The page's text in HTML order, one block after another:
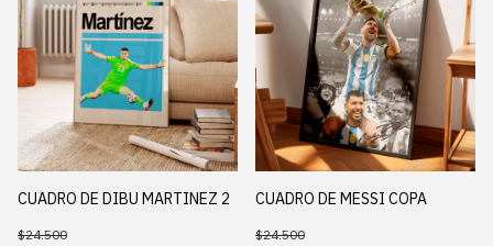
CUADRO DE DIBU MARTINEZ 2
$24.500
CUADRO DE MESSI COPA
$24.500